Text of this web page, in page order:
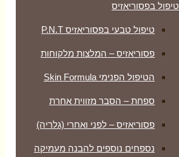
טיפול בפסוריאזיס
טיפול טבעי בפסוריאזיס P.N.T
פסוריאזיס – המלצות מלקוחות
הטיפול הפנימי Skin Formula
ספחת – הסבר מזווית אחרת
פסוריאזיס – לפני ואחרי (גלריה)
נספחים נוספים להבנה מעמיקה